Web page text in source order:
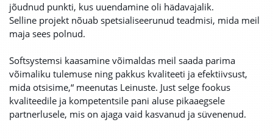
jõudnud punkti, kus uuendamine oli hädavajalik.
Selline projekt nõuab spetsialiseerunud teadmisi, mida meil
maja sees polnud.
Softsystemsi kaasamine võimaldas meil saada parima
võimaliku tulemuse ning pakkus kvaliteeti ja efektiivsust,
mida otsisime,“ meenutas Leinuste. Just selge fookus
kvaliteedile ja kompetentsile pani aluse pikaaegsele
partnerlusele, mis on ajaga vaid kasvanud ja süvenenud.